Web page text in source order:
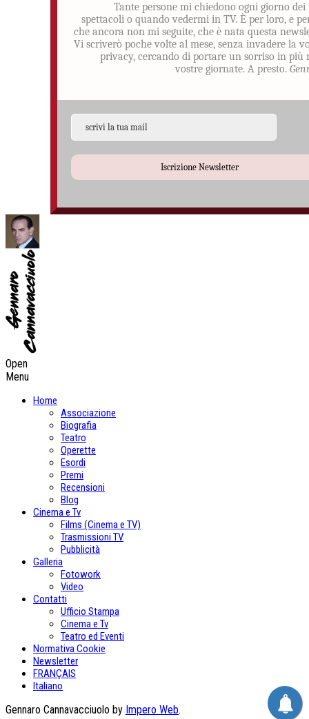
Tante persone mi chiedono ogni giorno dei
spettacoli o quando vedermi in TV. È per loro, e
che ancora non mi seguite, che è nata questa
Vi scriverò poche volte al mese, senza invadere la
privacy, cercando di portare un sorriso in più
vostre giornate. A presto.
Iscrizione Newsletter
Open
Menu
Home
Associazione
Biografia
Teatro
Operette
Esordi
Premi
Recensioni
Blog
Cinema e Tv
Films (Cinema e TV)
Trasmissioni TV
Pubblicità
Galleria
Fotowork
Video
Contatti
Ufficio Stampa
Cinema e Tv
Teatro ed Eventi
Normativa Cookie
Newsletter
FRANÇAIS
Italiano
Gennaro Cannavacciuolo by Impero Web.